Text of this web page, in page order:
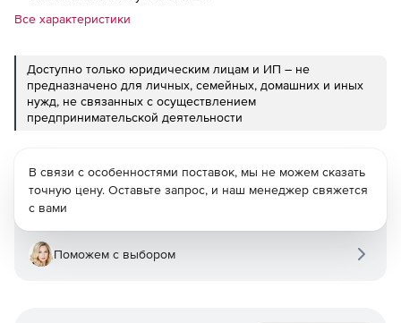
Все характеристики
Доступно только юридическим лицам и ИП – не
предназначено для личных, семейных, домашних и иных
нужд, не связанных с осуществлением
предпринимательской деятельности
В связи с особенностями поставок, мы не можем сказать
точную цену. Оставьте запрос, и наш менеджер свяжется
с вами
Поможем с выбором